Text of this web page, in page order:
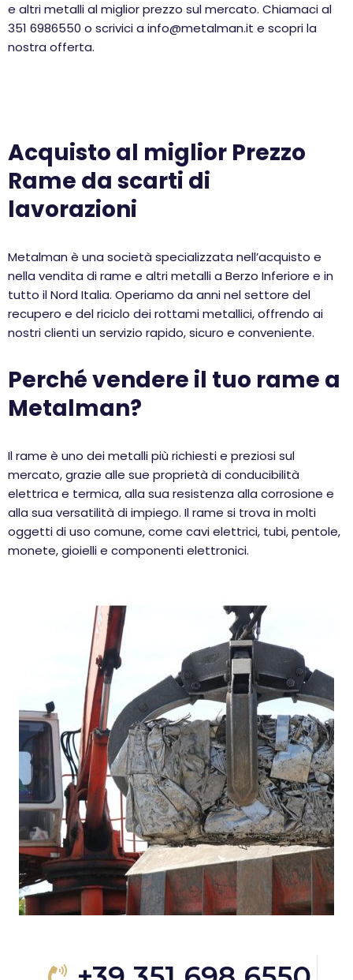
e altri metalli al miglior prezzo sul mercato. Chiamaci al
351 6986550 o scrivici a info@metalman.it e scopri la
nostra offerta.
Acquisto al miglior Prezzo
Rame da scarti di
lavorazioni
Metalman è una società specializzata nell’acquisto e
nella vendita di rame e altri metalli a Berzo Inferiore e in
tutto il Nord Italia. Operiamo da anni nel settore del
recupero e del riciclo dei rottami metallici, offrendo ai
nostri clienti un servizio rapido, sicuro e conveniente.
Perché vendere il tuo rame a
Metalman?
Il rame è uno dei metalli più richiesti e preziosi sul
mercato, grazie alle sue proprietà di conducibilità
elettrica e termica, alla sua resistenza alla corrosione e
alla sua versatilità di impiego. Il rame si trova in molti
oggetti di uso comune, come cavi elettrici, tubi, pentole,
monete, gioielli e componenti elettronici.